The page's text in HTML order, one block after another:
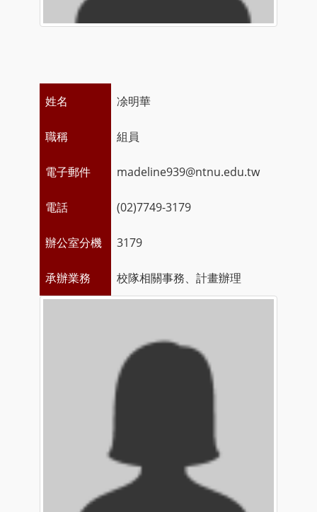
姓名 凃明華
職稱 組員
電子郵件 madeline939@ntnu.edu.tw
電話 (02)7749-3179
辦公室分機 3179
承辦業務 校隊相關事務、計畫辦理